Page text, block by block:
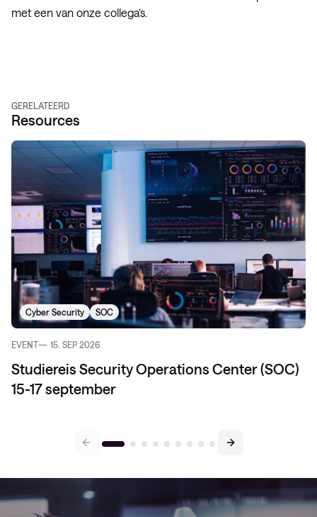
met een van onze collega’s.
GERELATEERD
Resources
Cyber Security SOC
EVENT 15. SEP 2026
Studiereis Security Operations Center (SOC)
15-17 september